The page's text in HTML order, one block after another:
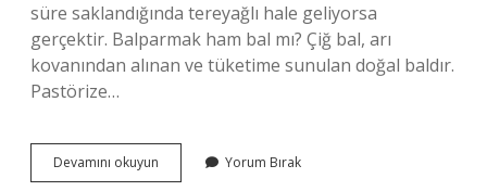
süre saklandığında tereyağlı hale geliyorsa
gerçektir. Balparmak ham bal mı? Çiğ bal, arı
kovanından alınan ve tüketime sunulan doğal baldır.
Pastörize…
Devamını okuyun Balparmak
Bal
Yorum Bırak